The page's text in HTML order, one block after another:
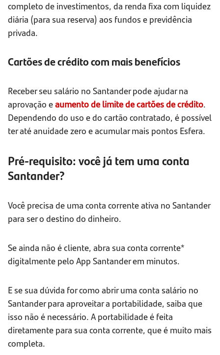
completo de investimentos, da renda fixa com liquidez
diária (para sua reserva) aos fundos e previdência
privada.
Cartões de crédito com mais benefícios
Receber seu salário no Santander pode ajudar na
aprovação eaumento de limite de cartões de crédito.
Dependendo do uso e do cartão contratado, é possível
ter até anuidade zero e acumular mais pontos Esfera.
Pré-requisito: você já tem uma conta
Santander?
Você precisa de uma conta corrente ativa no Santander
para ser o destino do dinheiro.
Se ainda não é cliente, abra sua conta corrente*
digitalmente pelo App Santander em minutos.
E se sua dúvida for como abrir uma conta salário no
Santander para aproveitar a portabilidade, saiba que
isso não é necessário. A portabilidade é feita
diretamente para sua conta corrente, que é muito mais
completa.